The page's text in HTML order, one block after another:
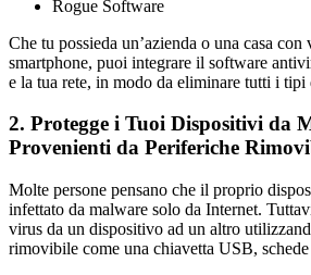
Rogue Software
Che tu possieda un’azienda o una casa
smartphone, puoi integrare il software
e la tua rete, in modo da eliminare tutti i tipi
2. Protegge i Tuoi Dispositivi da
Provenienti da Periferiche
Molte persone pensano che il proprio
infettato da malware solo da Internet.
virus da un dispositivo ad un altro
rimovibile come una chiavetta USB,